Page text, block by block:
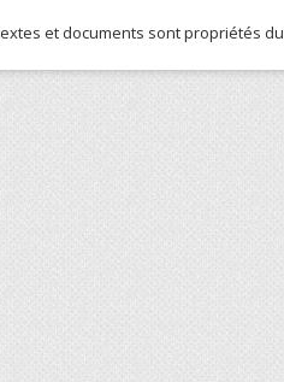
et documents sont propriétés